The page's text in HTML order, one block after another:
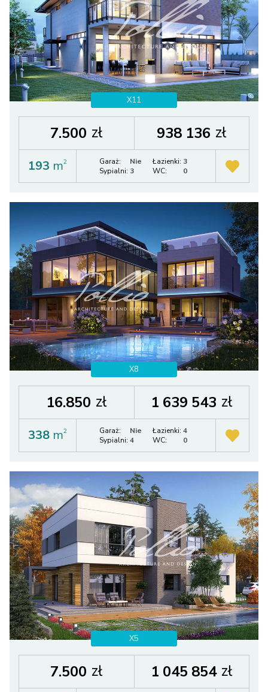
X11
7.500 zł 938 136 zł
193 m2 Garaż:
Nie
Sypialni: 3
Łazienki: 3
WC:
0
X8
16.850 zł 1 639 543 zł
338 m2 Garaż:
Nie
Sypialni: 4
Łazienki: 4
WC:
0
X5
7.500 zł 1 045 854 zł